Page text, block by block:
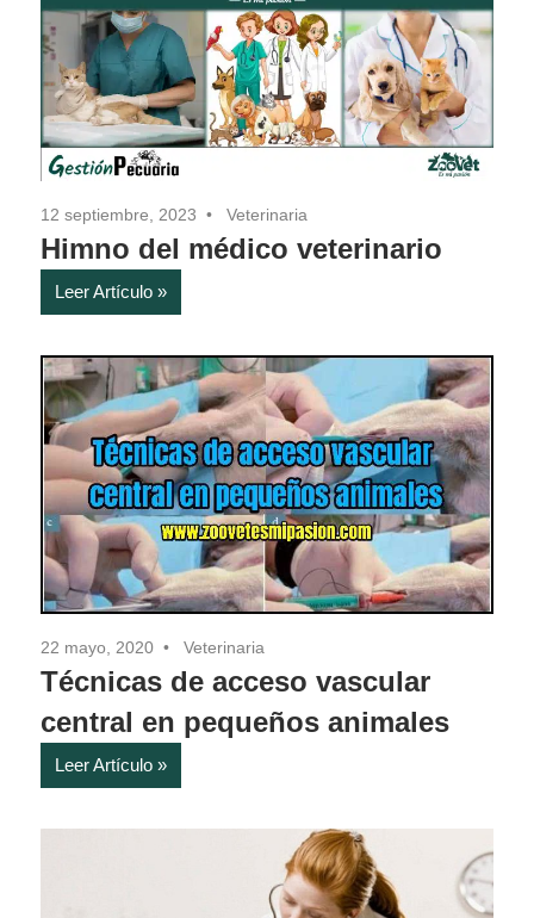
12 septiembre, 2023 Veterinaria
Himno del médico veterinario
Leer Artículo
22 mayo, 2020 Veterinaria
Técnicas de acceso vascular
central en pequeños animales
Leer Artículo